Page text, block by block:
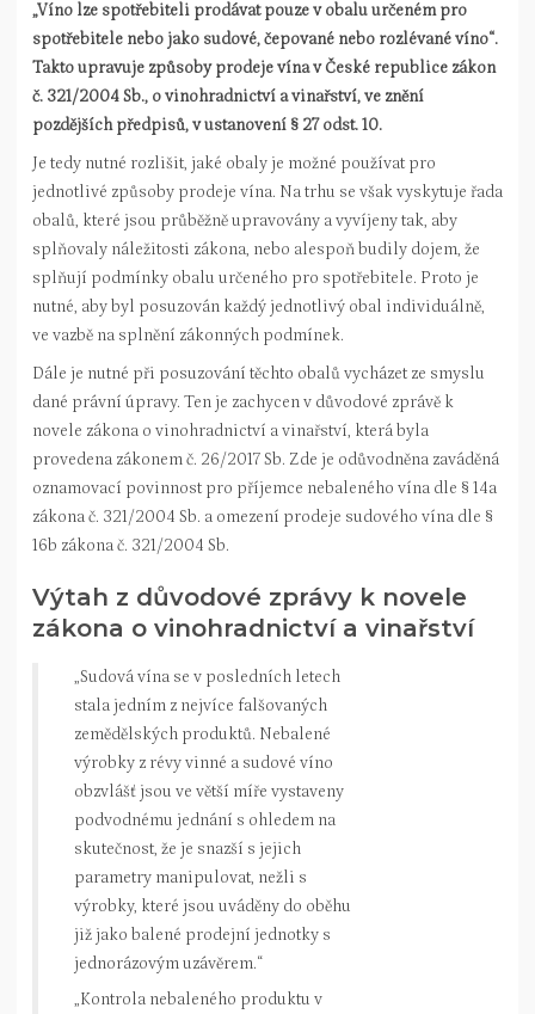
„Víno lze spotřebiteli prodávat pouze v obalu určeném pro
spotřebitele nebo jako sudové, čepované nebo rozlévané víno“.
Takto upravuje způsoby prodeje vína v České republice zákon
č. 321/2004 Sb., o vinohradnictví a vinařství, ve znění
pozdějších předpisů, v ustanovení § 27 odst. 10.
Je tedy nutné rozlišit, jaké obaly je možné používat pro
jednotlivé způsoby prodeje vína. Na trhu se však vyskytuje řada
obalů, které jsou průběžně upravovány a vyvíjeny tak, aby
splňovaly náležitosti zákona, nebo alespoň budily dojem, že
splňují podmínky obalu určeného pro spotřebitele. Proto je
nutné, aby byl posuzován každý jednotlivý obal individuálně,
ve vazbě na splnění zákonných podmínek.
Dále je nutné při posuzování těchto obalů vycházet ze smyslu
dané právní úpravy. Ten je zachycen v důvodové zprávě k
novele zákona o vinohradnictví a vinařství, která byla
provedena zákonem č. 26/2017 Sb. Zde je odůvodněna zaváděná
oznamovací povinnost pro příjemce nebaleného vína dle § 14a
zákona č. 321/2004 Sb. a omezení prodeje sudového vína dle §
16b zákona č. 321/2004 Sb.
Výtah z důvodové zprávy k novele
zákona o vinohradnictví a vinařství
„Sudová vína se v posledních letech
stala jedním z nejvíce falšovaných
zemědělských produktů. Nebalené
výrobky z révy vinné a sudové víno
obzvlášť jsou ve větší míře vystaveny
podvodnému jednání s ohledem na
skutečnost, že je snazší s jejich
parametry manipulovat, nežli s
výrobky, které jsou uváděny do oběhu
již jako balené prodejní jednotky s
jednorázovým uzávěrem.“
„Kontrola nebaleného produktu v